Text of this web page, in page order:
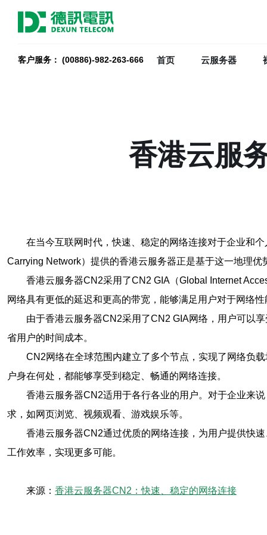
客户服务： (00886)-982-263-666 首页 云服务器
香港云服
在当今互联网时代，快速、稳定的网络连接对于企业和
Carrying Network）提供的香港云服务器正是基于这一地理
香港云服务器CN2采用了CN2 GIA（Global Internet
网络具有更低的延迟和更高的带宽，能够满足用户对于网络
由于香港云服务器CN2采用了CN2 GIA网络，用户可以
省用户的时间成本。
CN2网络在全球范围内建立了多个节点，实现了网络负
户身在何处，都能够享受到稳定、畅通的网络连接。
香港云服务器CN2适用于各行各业的用户。对于企业来
求，如网页浏览、视频观看、游戏娱乐等。
香港云服务器CN2通过优质的网络连接，为用户提供快
工作效率，实现更多可能。
来源： 香港云服务器CN2：快速、稳定的网络连接